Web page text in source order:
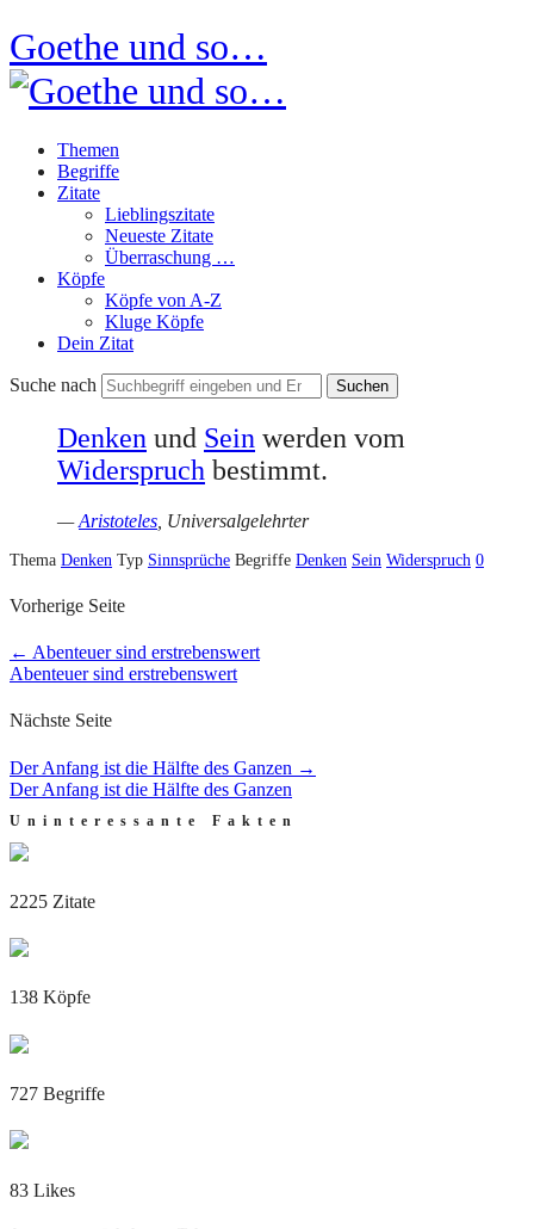
Goethe und so…
Themen
Begriffe
Zitate
Lieblingszitate
Neueste Zitate
Überraschung …
Köpfe
Köpfe von A-Z
Kluge Köpfe
Dein Zitat
Suche nach
Denken und Sein werden vom
Widerspruch bestimmt.
—Aristoteles , Universalgelehrter
Thema Denken Typ Sinnsprüche Begriffe Denken Sein Widerspruch 0
Vorherige Seite
← Abenteuer sind erstrebenswert
Abenteuer sind erstrebenswert
Nächste Seite
Der Anfang ist die Hälfte des Ganzen →
Der Anfang ist die Hälfte des Ganzen
Uninteressante Fakten
2225 Zitate
138 Köpfe
727 Begriffe
83 Likes